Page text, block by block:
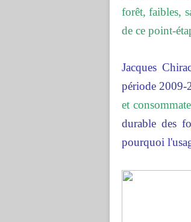
forêt, faibles,
de ce point-
Jacques
période 2009-
et
durable des
pourquoi